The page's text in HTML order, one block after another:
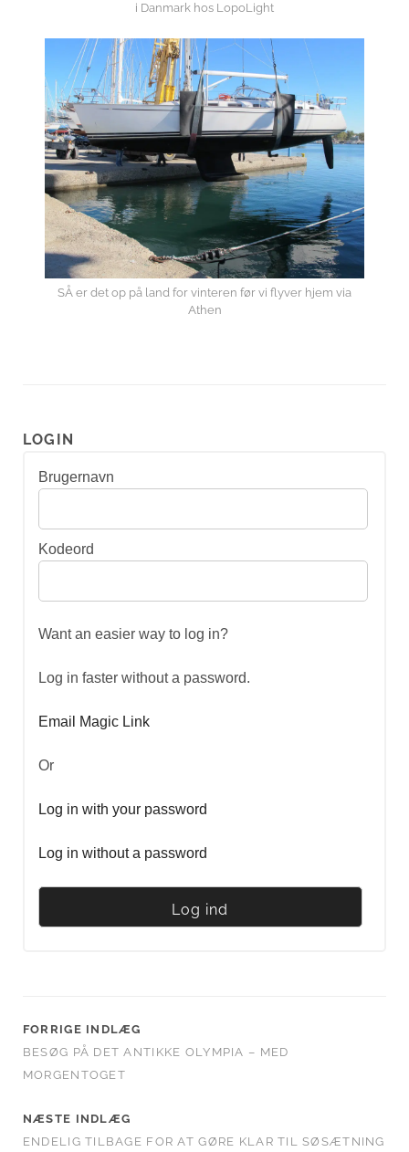
i Danmark hos LopoLight
SÅ er det op på land for vinteren før vi flyver hjem via
Athen
LOGIN
Brugernavn
Kodeord
Want an easier way to log in?
Log in faster without a password.
Email Magic Link
Or
Log in with your password
Log in without a password
FORRIGE INDLÆG
BESØG PÅ DET ANTIKKE OLYMPIA – MED
MORGENTOGET
NÆSTE INDLÆG
ENDELIG TILBAGE FOR AT GØRE KLAR TIL SØSÆTNING